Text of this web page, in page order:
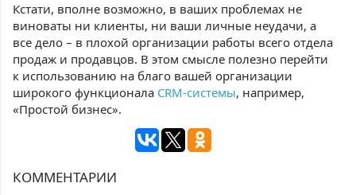
Кстати, вполне возможно, в ваших проблемах не
виноваты ни клиенты, ни ваши личные неудачи, а
все дело – в плохой организации работы всего отдела
продаж и продавцов. В этом смысле полезно перейти
к использованию на благо вашей организации
широкого функционала CRM-системы, например,
«Простой бизнес».
КОММЕНТАРИИ